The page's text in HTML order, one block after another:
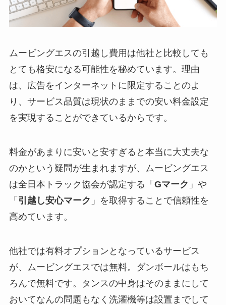
ムービングエスの引越し費用は他社と比較しても
とても格安になる可能性を秘めています。理由
は、広告をインターネットに限定することのよ
り、サービス品質は現状のままでの安い料金設定
を実現することができているからです。
料金があまりに安いと安すぎると本当に大丈夫な
のかという疑問が生まれますが、ムービングエス
は全日本トラック協会が認定する「 Gマーク 」や
「 引越し安心マーク 」を取得することで信頼性を
高めています。
他社では有料オプションとなっているサービス
が、ムービングエスでは無料。ダンボールはもち
ろんで無料です。タンスの中身はそのままにして
おいてなんの問題もなく洗濯機等は設置までして